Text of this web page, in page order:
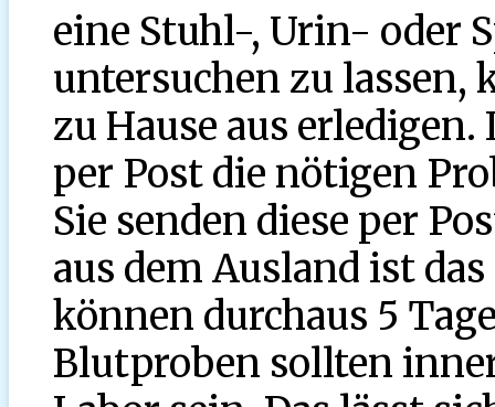
eine Stuhl-, Urin- oder
untersuchen zu lassen,
zu Hause aus
per Post die nötigen
Sie senden diese per
aus dem Ausland ist
können durchaus 5
Blutproben sollten